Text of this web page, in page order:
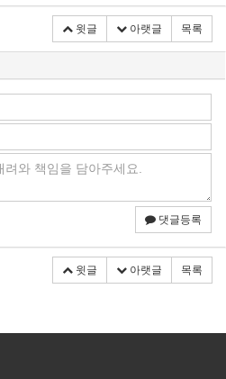
윗글 아랫글 목록
댓글등록
윗글 아랫글 목록